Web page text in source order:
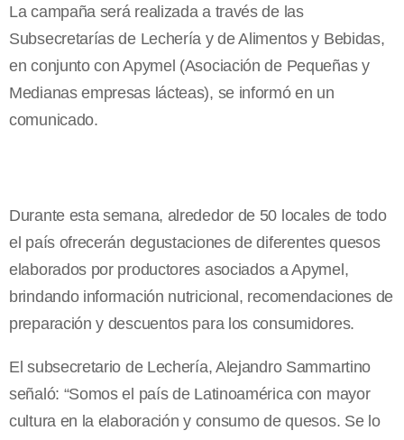
La campaña será realizada a través de las
Subsecretarías de Lechería y de Alimentos y Bebidas,
en conjunto con Apymel (Asociación de Pequeñas y
Medianas empresas lácteas), se informó en un
comunicado.
Durante esta semana, alrededor de 50 locales de todo
el país ofrecerán degustaciones de diferentes quesos
elaborados por productores asociados a Apymel,
brindando información nutricional, recomendaciones de
preparación y descuentos para los consumidores.
El subsecretario de Lechería, Alejandro Sammartino
señaló: “Somos el país de Latinoamérica con mayor
cultura en la elaboración y consumo de quesos. Se lo